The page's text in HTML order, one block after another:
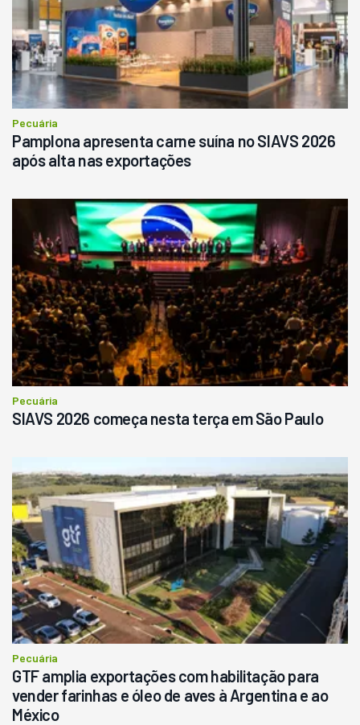
Pecuária
Pamplona apresenta carne suína no SIAVS 2026
após alta nas exportações
Pecuária
SIAVS 2026 começa nesta terça em São Paulo
Pecuária
GTF amplia exportações com habilitação para
vender farinhas e óleo de aves à Argentina e ao
México